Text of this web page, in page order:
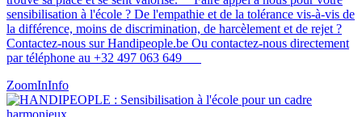
sensibilisation à l'école ? De l'empathie et de la tolérance vis-à-vis de
la différence, moins de discrimination, de harcèlement et de rejet ?
Contactez-nous sur Handipeople.be Ou contactez-nous directement
par téléphone au +32 497 063 649
ZoomInInfo